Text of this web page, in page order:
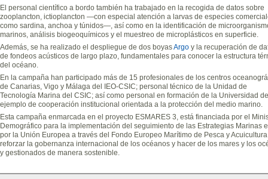
El personal científico a bordo también ha trabajado en la recogida de datos sobre
zooplancton, ictioplancton —con especial atención a larvas de especies
como sardina, anchoa y túnidos—, así como en la identificación de
marinos, análisis biogeoquímicos y el muestreo de microplásticos en superficie.
Además, se ha realizado el despliegue de dos boyasArgo y la recuperación de
de fondeos acústicos de largo plazo, fundamentales para conocer la estructura
del océano.
En la campaña han participado más de 15 profesionales de los centros
de Canarias, Vigo y Málaga del IEO-CSIC; personal técnico de la Unidad de
Tecnología Marina del CSIC; así como personal en formación de la Universidad
ejemplo de cooperación institucional orientada a la protección del medio marino.
Esta campaña enmarcada en el proyecto ESMARES 3, está financiada por el
Demográfico para la implementación del seguimiento de las Estrategias Marinas
por la Unión Europea a través del Fondo Europeo Marítimo de Pesca y
reforzar la gobernanza internacional de los océanos y hacer de los mares y los
y gestionados de manera sostenible.